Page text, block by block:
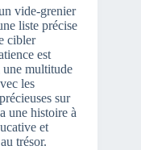
vide-grenier
liste précise
cibler
est
une multitude
les
sur
une histoire à
et
trésor.